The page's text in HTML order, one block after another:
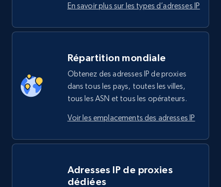
En savoir plus sur les types d’adresses IP
Répartition mondiale
Obtenez des adresses IP de proxies
dans tous les pays, toutes les villes,
tous les ASN et tous les opérateurs.
Voir les emplacements des adresses IP
Adresses IP de proxies
dédiées